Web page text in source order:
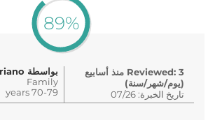
89%
بواسطة Adriano
Family
70-79 years
Reviewed: 3 منذ أسابيع
(يوم/شهر/سنة)
تاريخ الخبرة: 07/26